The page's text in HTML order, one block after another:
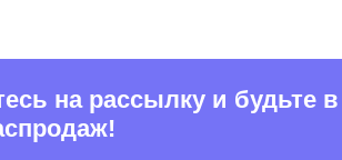
на рассылку и будьте в